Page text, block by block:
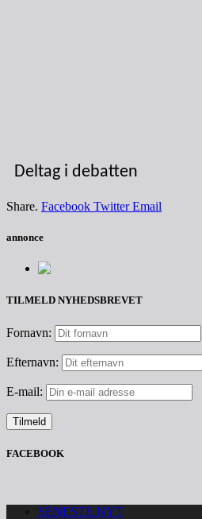
Deltag i debatten
Share. Facebook Twitter Email
annonce
TILMELD NYHEDSBREVET
Fornavn:
Efternavn:
E-mail:
FACEBOOK
SENESTE NYT